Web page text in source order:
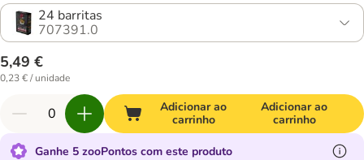
24 barritas
707391.0
5,49 €
0,23 € / unidade
Adicionar ao
carrinho
Adicionar ao
carrinho
Ganhe 5 zooPontos com este produto